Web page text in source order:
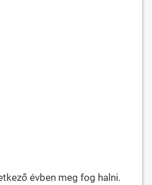
évben meg fog halni.